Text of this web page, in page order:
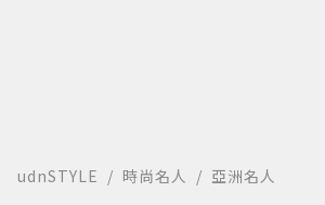
udnSTYLE 時尚名人 亞洲名人